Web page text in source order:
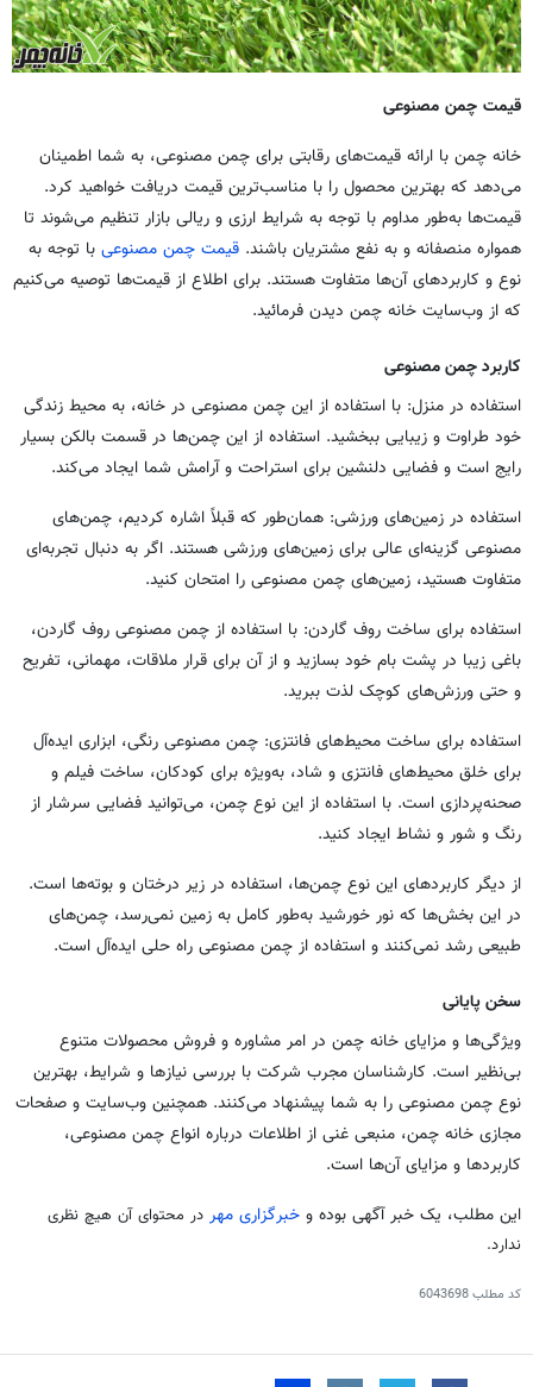
قیمت چمن مصنوعی
خانه چمن با ارائه قیمت‌های رقابتی برای چمن مصنوعی، به شما اطمینان
می‌دهد که بهترین محصول را با مناسب‌ترین قیمت دریافت خواهید کرد.
قیمت‌ها به‌طور مداوم با توجه به شرایط ارزی و ریالی بازار تنظیم می‌شوند تا
همواره منصفانه و به نفع مشتریان باشند. قیمت چمن مصنوعی با توجه به
نوع و کاربردهای آن‌ها متفاوت هستند. برای اطلاع از قیمت‌ها توصیه می‌کنیم
که از وب‌سایت خانه چمن دیدن فرمائید.
کاربرد چمن مصنوعی
استفاده در منزل: با استفاده از این چمن مصنوعی در خانه، به محیط زندگی
خود طراوت و زیبایی ببخشید. استفاده از این چمن‌ها در قسمت بالکن بسیار
رایج است و فضایی دلنشین برای استراحت و آرامش شما ایجاد می‌کند.
استفاده در زمین‌های ورزشی: همان‌طور که قبلاً اشاره کردیم، چمن‌های
مصنوعی گزینه‌ای عالی برای زمین‌های ورزشی هستند. اگر به دنبال تجربه‌ای
متفاوت هستید، زمین‌های چمن مصنوعی را امتحان کنید.
استفاده برای ساخت روف گاردن: با استفاده از چمن مصنوعی روف گاردن،
باغی زیبا در پشت بام خود بسازید و از آن برای قرار ملاقات، مهمانی، تفریح
و حتی ورزش‌های کوچک لذت ببرید.
استفاده برای ساخت محیط‌های فانتزی: چمن مصنوعی رنگی، ابزاری ایده‌آل
برای خلق محیط‌های فانتزی و شاد، به‌ویژه برای کودکان، ساخت فیلم و
صحنه‌پردازی است. با استفاده از این نوع چمن، می‌توانید فضایی سرشار از
رنگ و شور و نشاط ایجاد کنید.
از دیگر کاربردهای این نوع چمن‌ها، استفاده در زیر درختان و بوته‌ها است.
در این بخش‌ها که نور خورشید به‌طور کامل به زمین نمی‌رسد، چمن‌های
طبیعی رشد نمی‌کنند و استفاده از چمن مصنوعی راه حلی ایده‌آل است.
سخن پایانی
ویژگی‌ها و مزایای خانه چمن در امر مشاوره و فروش محصولات متنوع
بی‌نظیر است. کارشناسان مجرب شرکت با بررسی نیازها و شرایط، بهترین
نوع چمن مصنوعی را به شما پیشنهاد می‌کنند. همچنین وب‌سایت و صفحات
مجازی خانه چمن، منبعی غنی از اطلاعات درباره انواع چمن مصنوعی،
کاربردها و مزایای آن‌ها است.
این مطلب، یک خبر آگهی بوده و خبرگزاری مهر در محتوای آن هیچ نظری
ندارد.
کد مطلب6043698